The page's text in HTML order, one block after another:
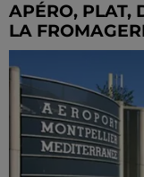
APÉRO, PLAT,
LA